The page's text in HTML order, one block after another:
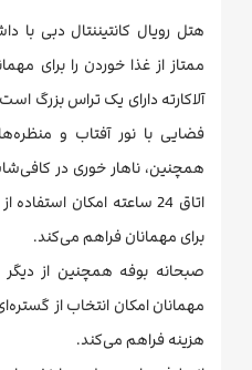
ممتاز از غذا خوردن را برای
آلاکارته دارای یک تراس بزرگ
فضایی با نور آفتاب و
همچنین، ناهار خوری در
اتاق 24 ساعته امکان
برای مهمانان فراهم می‌کند.
صبحانه بوفه همچنین از
مهمانان امکان انتخاب از
هزینه فراهم می‌کند.